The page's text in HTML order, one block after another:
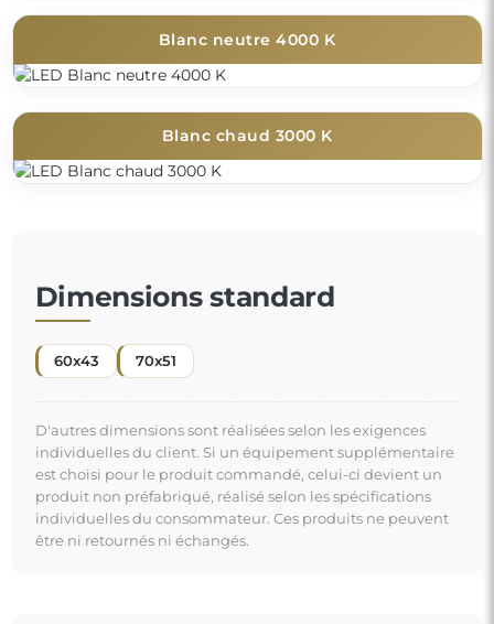
Blanc neutre 4000 K
Blanc chaud 3000 K
Dimensions standard
60x43 70x51
D'autres dimensions sont réalisées selon les exigences
individuelles du client. Si un équipement supplémentaire
est choisi pour le produit commandé, celui-ci devient un
produit non préfabriqué, réalisé selon les spécifications
individuelles du consommateur. Ces produits ne peuvent
être ni retournés ni échangés.